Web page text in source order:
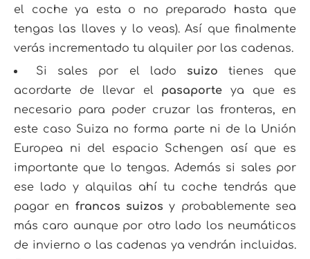
el coche ya esta o no preparado hasta que
tengas las llaves y lo veas). Así que finalmente
verás incrementado tu alquiler por las cadenas.
Si sales por el lado suizo tienes que
acordarte de llevar el pasaporte ya que es
necesario para poder cruzar las fronteras, en
este caso Suiza no forma parte ni de la Unión
Europea ni del espacio Schengen así que es
importante que lo tengas. Además si sales por
ese lado y alquilas ahí tu coche tendrás que
pagar en francos suizos y probablemente sea
más caro aunque por otro lado los neumáticos
de invierno o las cadenas ya vendrán incluidas.